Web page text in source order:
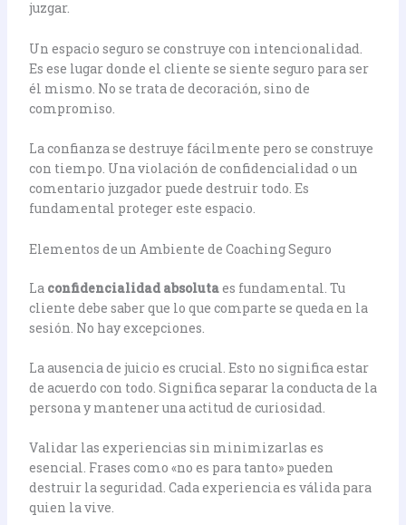
juzgar.
Un espacio seguro se construye con intencionalidad.
Es ese lugar donde el cliente se siente seguro para ser
él mismo. No se trata de decoración, sino de
compromiso.
La confianza se destruye fácilmente pero se construye
con tiempo. Una violación de confidencialidad o un
comentario juzgador puede destruir todo. Es
fundamental proteger este espacio.
Elementos de un Ambiente de Coaching Seguro
La confidencialidad absolutaes fundamental. Tu
cliente debe saber que lo que comparte se queda en la
sesión. No hay excepciones.
La ausencia de juicio es crucial. Esto no significa estar
de acuerdo con todo. Significa separar la conducta de la
persona y mantener una actitud de curiosidad.
Validar las experiencias sin minimizarlas es
esencial. Frases como «no es para tanto» pueden
destruir la seguridad. Cada experiencia es válida para
quien la vive.